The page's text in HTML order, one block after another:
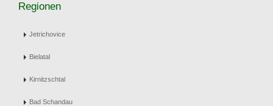
Regionen
Jetrichovice
Bielatal
Kirnitzschtal
Bad Schandau